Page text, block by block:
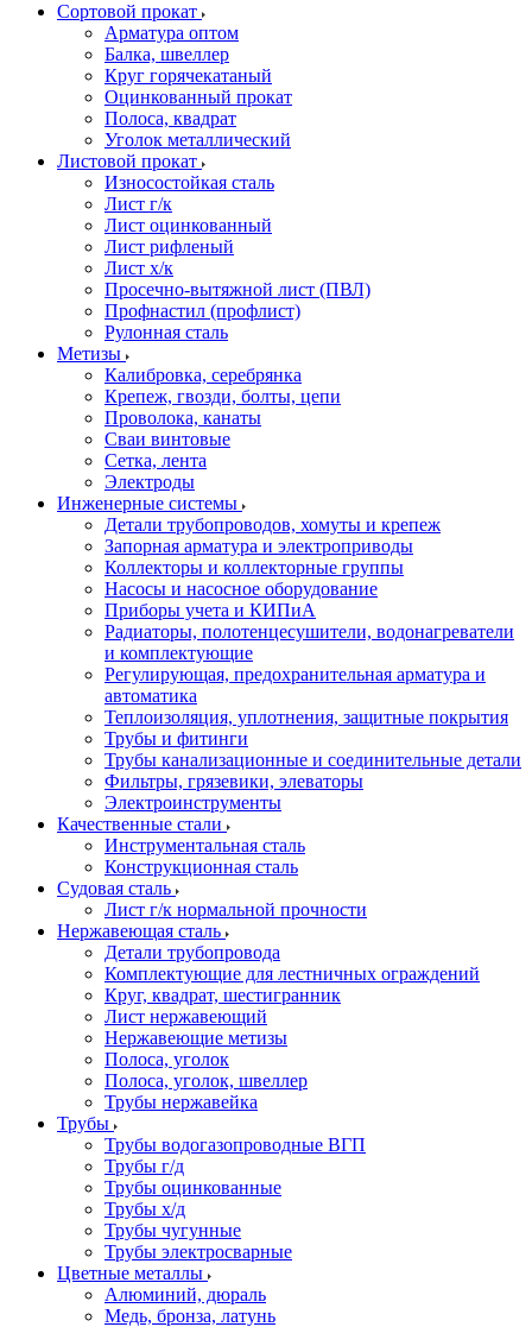
Сортовой прокат
Арматура оптом
Балка, швеллер
Круг горячекатаный
Оцинкованный прокат
Полоса, квадрат
Уголок металлический
Листовой прокат
Износостойкая сталь
Лист г/к
Лист оцинкованный
Лист рифленый
Лист х/к
Просечно-вытяжной лист (ПВЛ)
Профнастил (профлист)
Рулонная сталь
Метизы
Калибровка, серебрянка
Крепеж, гвозди, болты, цепи
Проволока, канаты
Сваи винтовые
Сетка, лента
Электроды
Инженерные системы
Детали трубопроводов, хомуты и крепеж
Запорная арматура и электроприводы
Коллекторы и коллекторные группы
Насосы и насосное оборудование
Приборы учета и КИПиА
Радиаторы, полотенцесушители, водонагреватели
и комплектующие
Регулирующая, предохранительная арматура и
автоматика
Теплоизоляция, уплотнения, защитные покрытия
Трубы и фитинги
Трубы канализационные и соединительные детали
Фильтры, грязевики, элеваторы
Электроинструменты
Качественные стали
Инструментальная сталь
Конструкционная сталь
Судовая сталь
Лист г/к нормальной прочности
Нержавеющая сталь
Детали трубопровода
Комплектующие для лестничных ограждений
Круг, квадрат, шестигранник
Лист нержавеющий
Нержавеющие метизы
Полоса, уголок
Полоса, уголок, швеллер
Трубы нержавейка
Трубы
Трубы водогазопроводные ВГП
Трубы г/д
Трубы оцинкованные
Трубы х/д
Трубы чугунные
Трубы электросварные
Цветные металлы
Алюминий, дюраль
Медь, бронза, латунь